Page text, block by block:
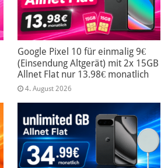
Google Pixel 10 für einmalig 9€
(Einsendung Altgerät) mit 2x 15GB
Allnet Flat nur 13.98€ monatlich
4. August 2026